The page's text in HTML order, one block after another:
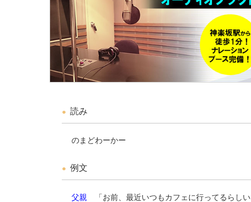
読み
のまどわーかー
例文
父親 「お前、最近いつもカフェに行ってるらし